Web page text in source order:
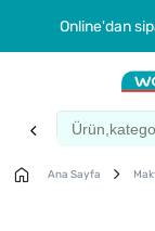
Online'dan
Ana Sayfa